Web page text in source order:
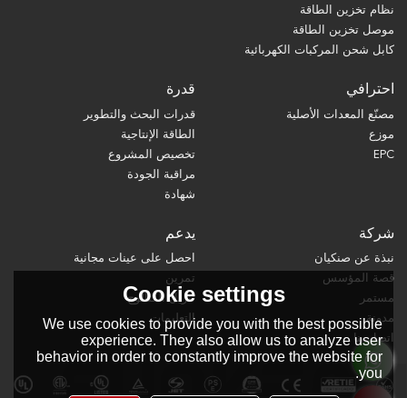
نظام تخزين الطاقة
موصل تخزين الطاقة
كابل شحن المركبات الكهربائية
احترافي
مصنّع المعدات الأصلية
موزع
EPC
قدرة
قدرات البحث والتطوير
الطاقة الإنتاجية
تخصيص المشروع
مراقبة الجودة
شهادة
شركة
نبذة عن صنكيان
قصة المؤسس
مستمر
مدونة
اتصل بنا
يدعم
احصل على عينات مجانية
تمرين
تنزيل الكتالوج
التعليمات
Cookie settings
We use cookies to provide you with the best possible
experience. They also allow us to analyze user
behavior in order to constantly improve the website for
you.